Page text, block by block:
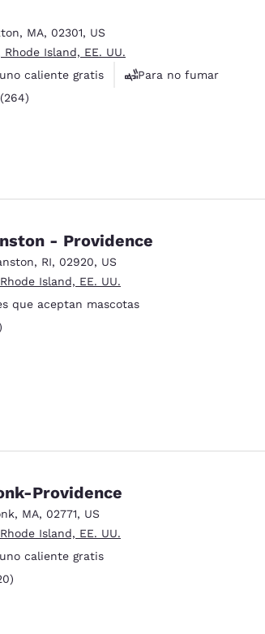
, MA, 02301, US
Island, EE. UU.
caliente gratis
Para no fumar
Excelente. 264 reseñas
(264)
- Providence
, RI, 02920, US
Island, EE. UU.
que aceptan mascotas
Bueno. 70 reseñas
Providence
, MA, 02771, US
Island, EE. UU.
caliente gratis
Bueno. 1020 reseñas